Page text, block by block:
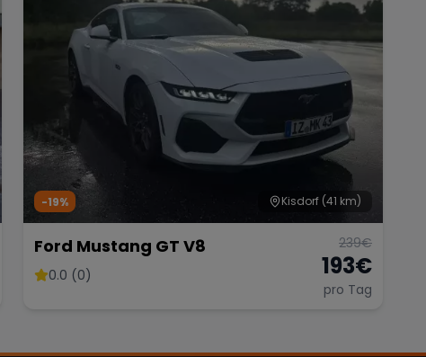
Kisdorf (41 km)
-19%
Ford Mustang GT V8
0.0 (0)
239€
193€
pro Tag